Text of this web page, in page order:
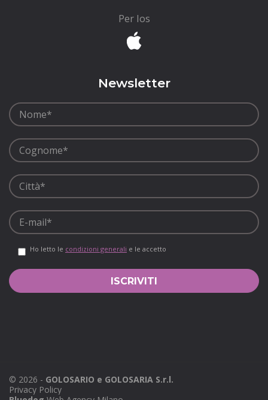
Per Ios
Newsletter
Ho letto le condizioni generali e le accetto
© 2026 - GOLOSARIO e GOLOSARIA S.r.l.
Privacy Policy